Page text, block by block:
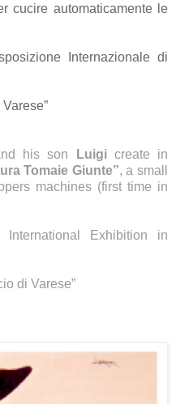
cucire automaticamente le
Internazionale di
his son Luigicreate in
Tomaie Giunte”, a small
machines (first time in
Exhibition in
di Varese”